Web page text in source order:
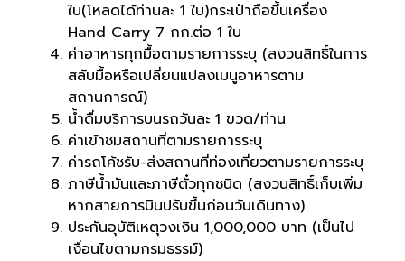
ใบ(โหลดได้ท่านละ 1 ใบ)กระเป๋าถือขึ้นเครื่อง
Hand Carry 7 กก.ต่อ 1 ใบ
ค่าอาหารทุกมื้อตามรายการระบุ (สงวนสิทธิ์ในการ
สลับมื้อหรือเปลี่ยนแปลงเมนูอาหารตาม
สถานการณ์)
น้ำดื่มบริการบนรถวันละ 1 ขวด/ท่าน
ค่าเข้าชมสถานที่ตามรายการระบุ
ค่ารถโค้ชรับ-ส่งสถานที่ท่องเที่ยวตามรายการระบุ
ภาษีน้ำมันและภาษีตั๋วทุกชนิด (สงวนสิทธิ์เก็บเพิ่ม
หากสายการบินปรับขึ้นก่อนวันเดินทาง)
ประกันอุบัติเหตุวงเงิน 1,000,000 บาท (เป็นไป
เงื่อนไขตามกรมธรรม์)